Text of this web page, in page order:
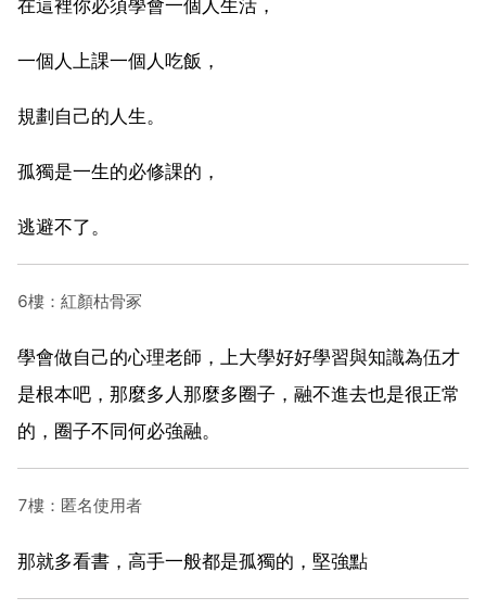
在這裡你必須學會一個人生活，
一個人上課一個人吃飯，
規劃自己的人生。
孤獨是一生的必修課的，
逃避不了。
6樓：紅顏枯骨冢
學會做自己的心理老師，上大學好好學習與知識為伍才
是根本吧，那麼多人那麼多圈子，融不進去也是很正常
的，圈子不同何必強融。
7樓：匿名使用者
那就多看書，高手一般都是孤獨的，堅強點